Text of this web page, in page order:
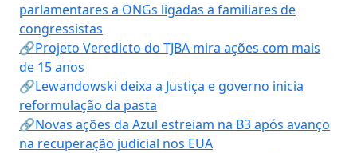
parlamentares a ONGs ligadas a familiares de
congressistas
🔗Projeto Veredicto do TJBA mira ações com mais
de 15 anos
🔗Lewandowski deixa a Justiça e governo inicia
reformulação da pasta
🔗Novas ações da Azul estreiam na B3 após avanço
na recuperação judicial nos EUA